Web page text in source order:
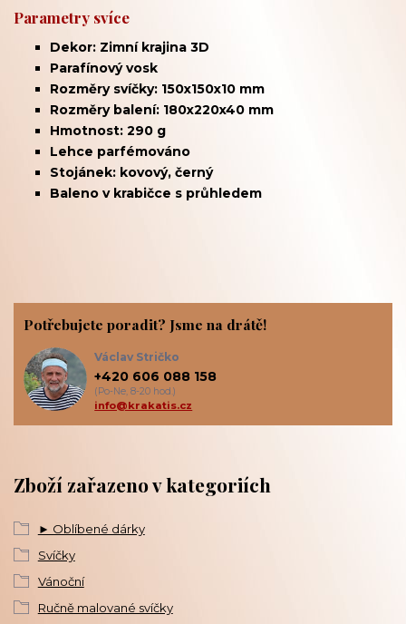
Parametry svíce
Dekor: Zimní krajina 3D
Parafínový vosk
Rozměry svíčky: 150x150x10 mm
Rozměry balení: 180x220x40 mm
Hmotnost: 290 g
Lehce parfémováno
Stojánek: kovový, černý
Baleno v krabičce s průhledem
Zboží zařazeno v kategoriích
► Oblíbené dárky
Svíčky
Vánoční
Ručně malované svíčky
Potřebujete poradit? Jsme na drátě!
Václav Stričko
+420 606 088 158
(Po-Ne, 8-20 hod.)
info@krakatis.cz